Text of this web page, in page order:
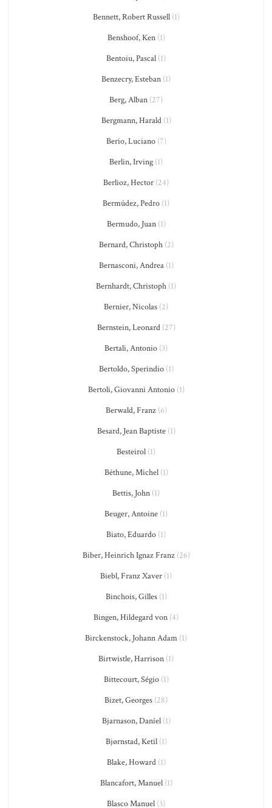
Bennett, Robert Russell(1)
Benshoof, Ken(1)
Bentoiu, Pascal (1)
Benzecry, Esteban (1)
Berg, Alban (27)
Bergmann, Harald(1)
Berio, Luciano(7)
Berlin, Irving (1)
Berlioz, Hector (24)
Bermúdez, Pedro (1)
Bermudo, Juan(1)
Bernard, Christoph(2)
Bernasconi, Andrea(1)
Bernhardt, Christoph (1)
Bernier, Nicolas (2)
Bernstein, Leonard(27)
Bertali, Antonio (3)
Bertoldo, Sperindio(1)
Bertoli, Giovanni Antonio(1)
Berwald, Franz(6)
Besard, Jean Baptiste(1)
Besteirol (1)
Béthune, Michel(1)
Bettis, John (1)
Beuger, Antoine (1)
Biato, Eduardo (1)
Biber, Heinrich Ignaz Franz(26)
Biebl, Franz Xaver (1)
Binchois, Gilles(1)
Bingen, Hildegard von (4)
Birckenstock, Johann Adam (1)
Birtwistle, Harrison (1)
Bittecourt, Ségio(1)
Bizet, Georges (28)
Bjarnason, Daníel(1)
Bjørnstad, Ketil(1)
Blake, Howard(1)
Blancafort, Manuel(1)
Blasco Manuel (3)